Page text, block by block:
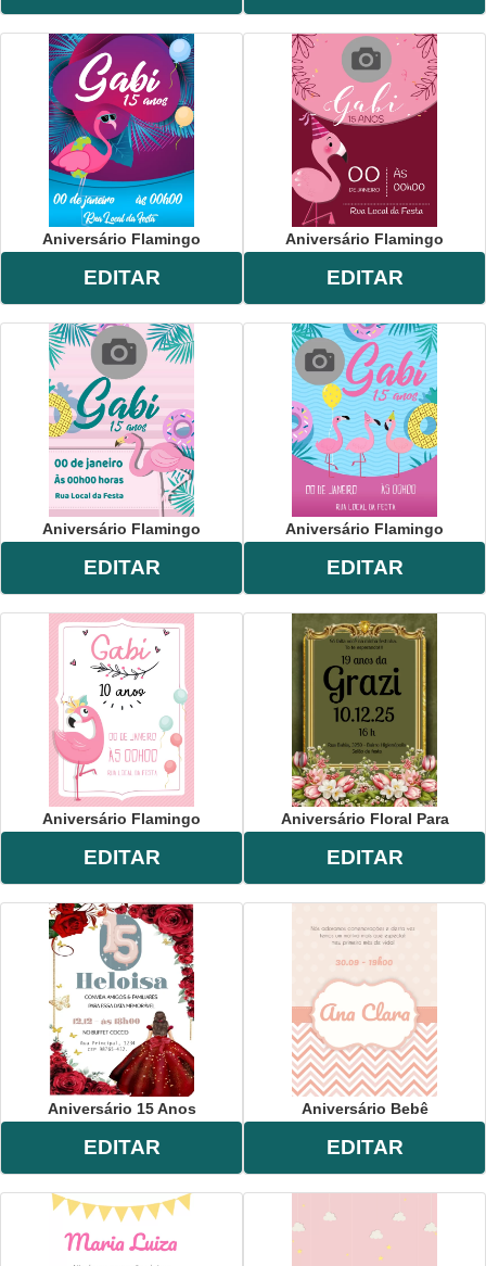
Aniversário Flamingo
EDITAR
Aniversário Flamingo
EDITAR
Aniversário Flamingo
EDITAR
Aniversário Flamingo
EDITAR
Aniversário Flamingo
EDITAR
Aniversário Floral Para
EDITAR
Aniversário 15 Anos
EDITAR
Aniversário Bebê
EDITAR